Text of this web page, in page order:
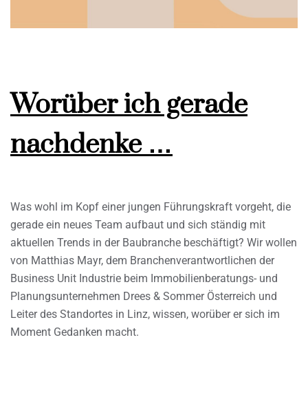
Worüber ich gerade
nachdenke …
Was wohl im Kopf einer jungen Führungskraft vorgeht, die
gerade ein neues Team aufbaut und sich ständig mit
aktuellen Trends in der Baubranche beschäftigt? Wir wollen
von Matthias Mayr, dem Branchenverantwortlichen der
Business Unit Industrie beim Immobilienberatungs- und
Planungsunternehmen Drees & Sommer Österreich und
Leiter des Standortes in Linz, wissen, worüber er sich im
Moment Gedanken macht.